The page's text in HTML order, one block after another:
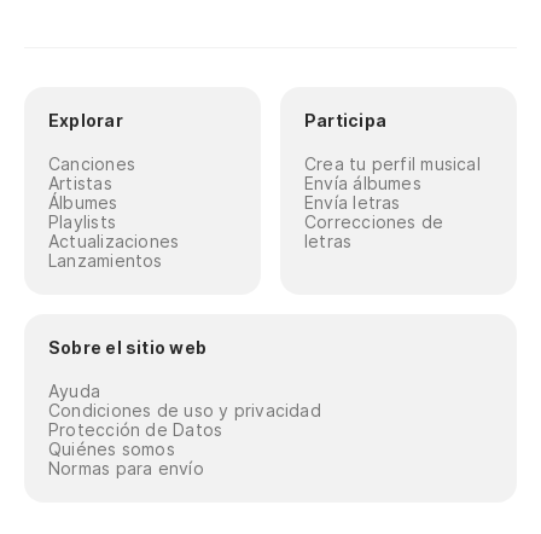
Explorar
Canciones
Artistas
Álbumes
Playlists
Actualizaciones
Lanzamientos
Participa
Crea tu perfil musical
Envía álbumes
Envía letras
Correcciones de
letras
Sobre el sitio web
Ayuda
Condiciones de uso y privacidad
Protección de Datos
Quiénes somos
Normas para envío